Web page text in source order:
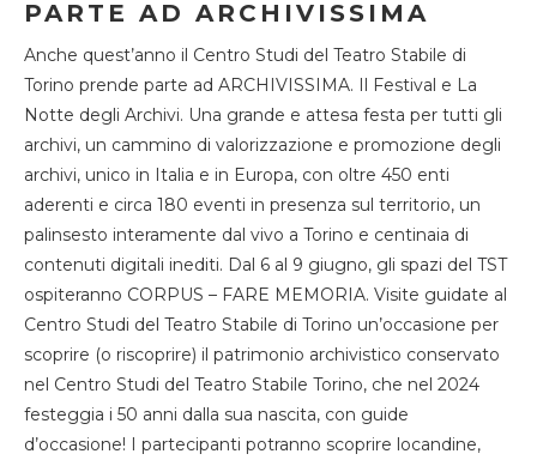
PARTE AD ARCHIVISSIMA
Anche quest’anno il Centro Studi del Teatro Stabile di
Torino prende parte ad ARCHIVISSIMA. Il Festival e La
Notte degli Archivi. Una grande e attesa festa per tutti gli
archivi, un cammino di valorizzazione e promozione degli
archivi, unico in Italia e in Europa, con oltre 450 enti
aderenti e circa 180 eventi in presenza sul territorio, un
palinsesto interamente dal vivo a Torino e centinaia di
contenuti digitali inediti. Dal 6 al 9 giugno, gli spazi del TST
ospiteranno CORPUS – FARE MEMORIA. Visite guidate al
Centro Studi del Teatro Stabile di Torino un’occasione per
scoprire (o riscoprire) il patrimonio archivistico conservato
nel Centro Studi del Teatro Stabile Torino, che nel 2024
festeggia i 50 anni dalla sua nascita, con guide
d’occasione! I partecipanti potranno scoprire locandine,